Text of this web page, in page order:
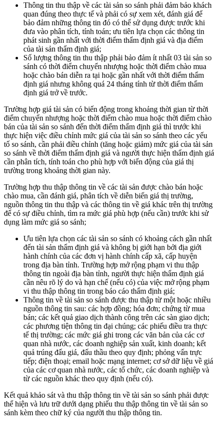
Thông tin thu thập về các tài sản so sánh phải đảm bảo khách
quan đúng theo thực tế và phải có sự xem xét, đánh giá để
bảo đảm những thông tin đó có thể sử dụng được trước khi
đưa vào phân tích, tính toán; ưu tiên lựa chọn các thông tin
phát sinh gần nhất với thời điểm thẩm định giá và địa điểm
của tài sản thẩm định giá;
Số lượng thông tin thu thập phải bảo đảm ít nhất 03 tài sản so
sánh có thời điểm chuyển nhượng hoặc thời điểm chào mua
hoặc chào bán diễn ra tại hoặc gần nhất với thời điểm thẩm
định giá nhưng không quá 24 tháng tính từ thời điểm thẩm
định giá trở về trước.
Trường hợp giá tài sản có biến động trong khoảng thời gian từ thời
điểm chuyển nhượng hoặc thời điểm chào mua hoặc thời điểm chào
bán của tài sản so sánh đến thời điểm thẩm định giá thì trước khi
thực hiện việc điều chỉnh mức giá của tài sản so sánh theo các yếu
tố so sánh, cần phải điều chỉnh (tăng hoặc giảm) mức giá của tài sản
so sánh về thời điểm thẩm định giá và người thực hiện thẩm định giá
cần phân tích, tính toán cho phù hợp với biến động của giá thị
trường trong khoảng thời gian này.
Trường hợp thu thập thông tin về các tài sản được chào bán hoặc
chào mua, cần đánh giá, phân tích về diễn biến giá thị trường,
nguồn thông tin thu thập và các thông tin về giá khác trên thị trường
để có sự điều chỉnh, tìm ra mức giá phù hợp (nếu cần) trước khi sử
dụng làm mức giá so sánh;
Ưu tiên lựa chọn các tài sản so sánh có khoảng cách gần nhất
đến tài sản thẩm định giá và không bị giới hạn bởi địa giới
hành chính của các đơn vị hành chính cấp xã, cấp huyện
trong địa bàn tỉnh. Trường hợp mở rộng phạm vi thu thập
thông tin ngoài địa bàn tỉnh, người thực hiện thẩm định giá
cần nêu rõ lý do và hạn chế (nếu có) của việc mở rộng phạm
vi thu thập thông tin trong báo cáo thẩm định giá;
Thông tin về tài sản so sánh được thu thập từ một hoặc nhiều
nguồn thông tin sau: các hợp đồng; hóa đơn; chứng từ mua
bán; các kết quả giao dịch thành công trên các sàn giao dịch;
các phương tiện thông tin đại chúng; các phiếu điều tra thực
tế thị trường; các mức giá ghi trong các văn bản của các cơ
quan nhà nước, các doanh nghiệp sản xuất, kinh doanh; kết
quả trúng đấu giá, đấu thầu theo quy định; phỏng vấn trực
tiếp; điện thoại; email hoặc mạng internet; cơ sở dữ liệu về giá
của các cơ quan nhà nước, các tổ chức, các doanh nghiệp và
từ các nguồn khác theo quy định (nếu có).
Kết quả khảo sát và thu thập thông tin về tài sản so sánh phải được
thể hiện và lưu trữ dưới dạng phiếu thu thập thông tin về tài sản so
sánh kèm theo chữ ký của người thu thập thông tin.